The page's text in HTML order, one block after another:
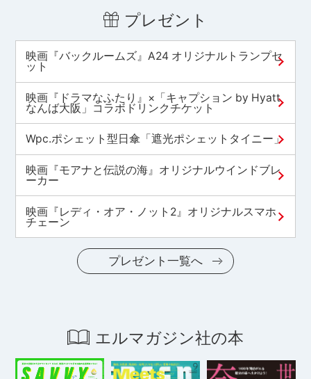
プレゼント
映画『バックルームズ』A24 オリジナルトランプセ
ット
映画『ドラマなふたり』×「キャプション by Hyatt
なんば大阪」コラボドリンクチケット
Wpc.ポシェット型日傘「遮光ポシェットタイニー」
映画『モアナと伝説の海』オリジナルウインドブレ
ーカー
映画『レディ・オア・ノット2』オリジナルスマホ
チェーン
プレゼント一覧へ
エルマガジン社の本